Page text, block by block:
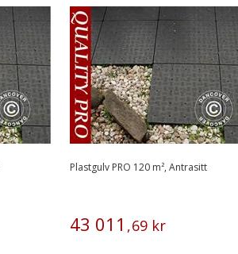
Plastgulv PRO 120 m², Antrasitt
43 011 ,69 kr